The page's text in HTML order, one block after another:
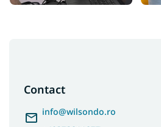
Contact
info@wilsondo.ro